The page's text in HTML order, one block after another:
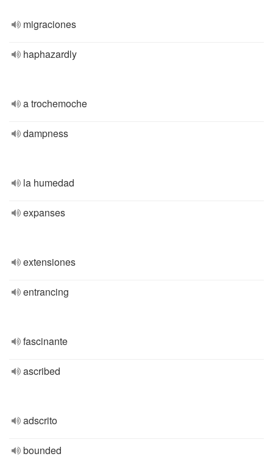
migraciones
haphazardly
a trochemoche
dampness
la humedad
expanses
extensiones
entrancing
fascinante
ascribed
adscrito
bounded